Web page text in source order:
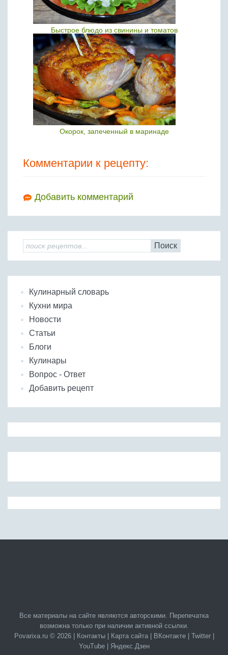
Быстрое блюдо из свинины и томатов
Окорок, запеченный в маринаде
Комментарии к рецепту:
Добавить комментарий
Поиск
Кулинарный словарь
Кухни мира
Новости
Статьи
Блоги
Кулинары
Вопрос - Ответ
Добавить рецепт
Все материалы на сайте являются авторскими. Перепечатка
возможна только при наличии активной ссылки.
Povarixa.ru © 2026 |
Контакты| Карта сайта| ВКонтакте| Twitter|
YouTube| Яндекс.Дзен